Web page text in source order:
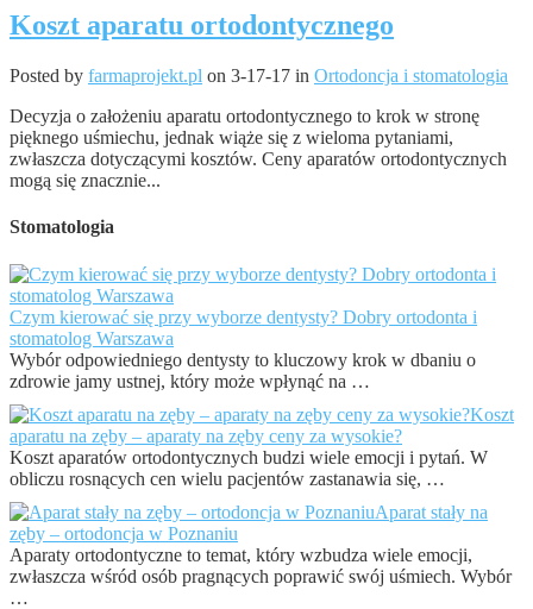
Koszt aparatu ortodontycznego
Posted by farmaprojekt.pl on 3-17-17 in Ortodoncja i stomatologia
Decyzja o założeniu aparatu ortodontycznego to krok w stronę
pięknego uśmiechu, jednak wiąże się z wieloma pytaniami,
zwłaszcza dotyczącymi kosztów. Ceny aparatów ortodontycznych
mogą się znacznie...
Stomatologia
Czym kierować się przy wyborze dentysty? Dobry ortodonta i
stomatolog Warszawa
Wybór odpowiedniego dentysty to kluczowy krok w dbaniu o
zdrowie jamy ustnej, który może wpłynąć na …
Koszt
aparatu na zęby – aparaty na zęby ceny za wysokie?
Koszt aparatów ortodontycznych budzi wiele emocji i pytań. W
obliczu rosnących cen wielu pacjentów zastanawia się, …
Aparat stały na
zęby – ortodoncja w Poznaniu
Aparaty ortodontyczne to temat, który wzbudza wiele emocji,
zwłaszcza wśród osób pragnących poprawić swój uśmiech. Wybór
…